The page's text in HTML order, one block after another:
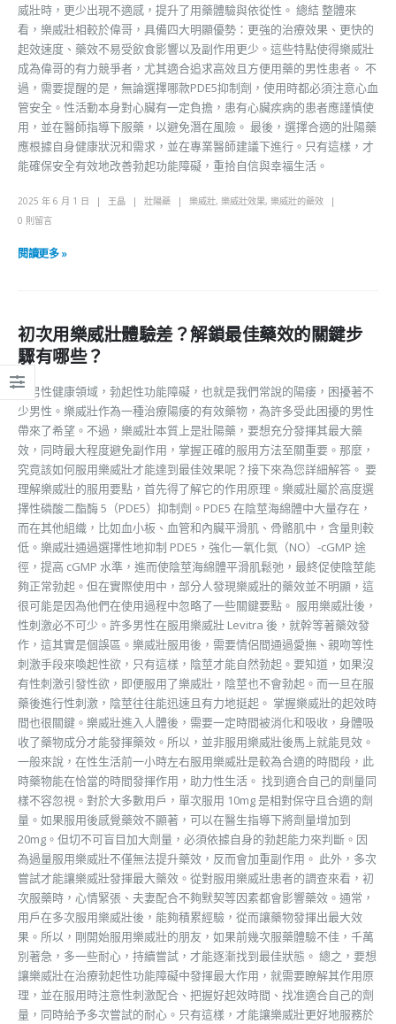
威壯時，更少出現不適感，提升了用藥體驗與依從性。 總結 整體來
看，樂威壯相較於偉哥，具備四大明顯優勢：更強的治療效果、更快的
起效速度、藥效不易受飲食影響以及副作用更少。這些特點使得樂威壯
成為偉哥的有力競爭者，尤其適合追求高效且方便用藥的男性患者。 不
過，需要提醒的是，無論選擇哪款PDE5抑制劑，使用時都必須注意心血
管安全。性活動本身對心臟有一定負擔，患有心臟疾病的患者應謹慎使
用，並在醫師指導下服藥，以避免潛在風險。 最後，選擇合適的壯陽藥
應根據自身健康狀況和需求，並在專業醫師建議下進行。只有這樣，才
能確保安全有效地改善勃起功能障礙，重拾自信與幸福生活。
2025 年 6 月 1 日 王晶 壯陽藥 樂威壯, 樂威壯效果, 樂威壯的藥效
0 則留言
閱讀更多 »
初次用樂威壯體驗差？解鎖最佳藥效的關鍵步
驟有哪些？
在男性健康領域，勃起性功能障礙，也就是我們常說的陽痿，困擾著不
少男性。樂威壯作為一種治療陽痿的有效藥物，為許多受此困擾的男性
帶來了希望。不過，樂威壯本質上是壯陽藥，要想充分發揮其最大藥
效，同時最大程度避免副作用，掌握正確的服用方法至關重要。那麼，
究竟該如何服用樂威壯才能達到最佳效果呢？接下來為您詳細解答。 要
理解樂威壯的服用要點，首先得了解它的作用原理。樂威壯屬於高度選
擇性磷酸二酯酶 5（PDE5）抑制劑。PDE5 在陰莖海綿體中大量存在，
而在其他組織，比如血小板、血管和內臟平滑肌、骨骼肌中，含量則較
低。樂威壯通過選擇性地抑制 PDE5，強化一氧化氮（NO）-cGMP 途
徑，提高 cGMP 水準，進而使陰莖海綿體平滑肌鬆弛，最終促使陰莖能
夠正常勃起。但在實際使用中，部分人發現樂威壯的藥效並不明顯，這
很可能是因為他們在使用過程中忽略了一些關鍵要點。 服用樂威壯後，
性刺激必不可少。許多男性在服用樂威壯 Levitra 後，就幹等著藥效發
作，這其實是個誤區。樂威壯服用後，需要情侶間通過愛撫、親吻等性
刺激手段來喚起性欲，只有這樣，陰莖才能自然勃起。要知道，如果沒
有性刺激引發性欲，即便服用了樂威壯，陰莖也不會勃起。而一旦在服
藥後進行性刺激，陰莖往往能迅速且有力地挺起。 掌握樂威壯的起效時
間也很關鍵。樂威壯進入人體後，需要一定時間被消化和吸收，身體吸
收了藥物成分才能發揮藥效。所以，並非服用樂威壯後馬上就能見效。
一般來說，在性生活前一小時左右服用樂威壯是較為合適的時間段，此
時藥物能在恰當的時間發揮作用，助力性生活。 找到適合自己的劑量同
樣不容忽視。對於大多數用戶，單次服用 10mg 是相對保守且合適的劑
量。如果服用後感覺藥效不顯著，可以在醫生指導下將劑量增加到
20mg。但切不可盲目加大劑量，必須依據自身的勃起能力來判斷。因
為過量服用樂威壯不僅無法提升藥效，反而會加重副作用。 此外，多次
嘗試才能讓樂威壯發揮最大藥效。從對服用樂威壯患者的調查來看，初
次服藥時，心情緊張、夫妻配合不夠默契等因素都會影響藥效。通常，
用戶在多次服用樂威壯後，能夠積累經驗，從而讓藥物發揮出最大效
果。所以，剛開始服用樂威壯的朋友，如果前幾次服藥體驗不佳，千萬
別著急，多一些耐心，持續嘗試，才能逐漸找到最佳狀態。 總之，要想
讓樂威壯在治療勃起性功能障礙中發揮最大作用，就需要瞭解其作用原
理，並在服用時注意性刺激配合、把握好起效時間、找准適合自己的劑
量，同時給予多次嘗試的耐心。只有這樣，才能讓樂威壯更好地服務於